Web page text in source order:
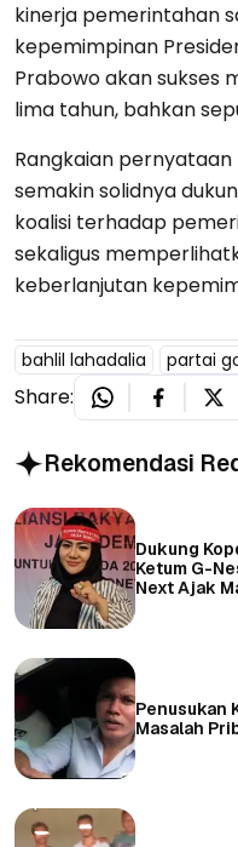
kinerja pemerintahan
kepemimpinan
Prabowo akan sukses
lima tahun, bahkan
Rangkaian
semakin solidnya
koalisi terhadap
sekaligus
keberlanjutan
bahlil lahadalia partai
Share:
Rekomendasi
Dukung
Ketum G-
Next Ajak
Penusukan
Masalah